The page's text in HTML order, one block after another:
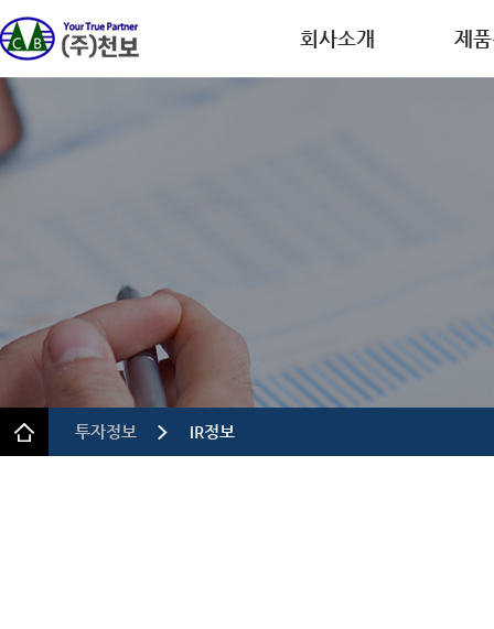
회사소개 제
투자정보 IR정보